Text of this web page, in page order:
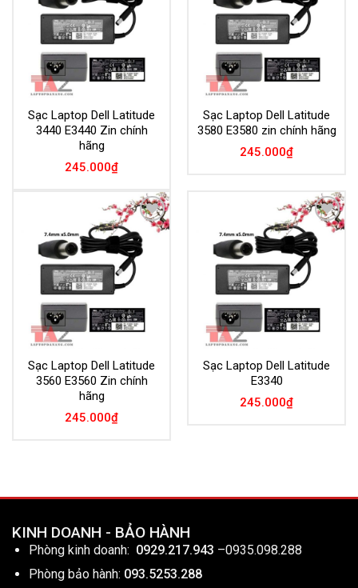
Sạc Laptop Dell Latitude
3440 E3440 Zin chính
hãng
245.000₫
Sạc Laptop Dell Latitude
3580 E3580 zin chính hãng
245.000₫
Add to
Wishlist
Sạc Laptop Dell Latitude
3560 E3560 Zin chính
hãng
245.000₫
Add to
Wishlist
Sạc Laptop Dell Latitude
E3340
245.000₫
KINH DOANH - BẢO HÀNH
Phòng kinh doanh: 0929.217.943 –0935.098.288
Phòng bảo hành: 093.5253.288